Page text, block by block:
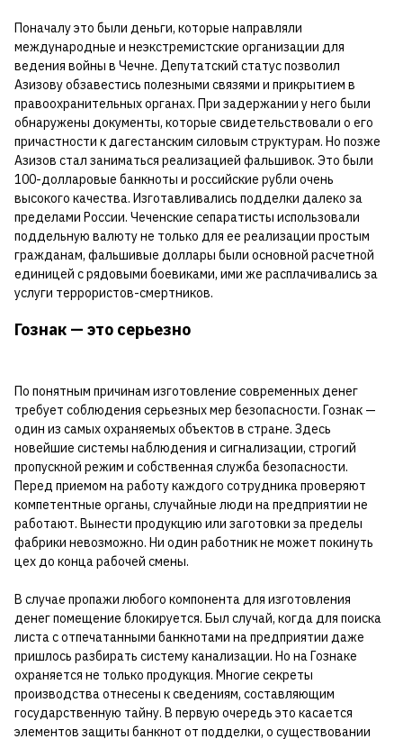
Поначалу это были деньги, которые направляли
международные и неэкстремистские организации для
ведения войны в Чечне. Депутатский статус позволил
Азизову обзавестись полезными связями и прикрытием в
правоохранительных органах. При задержании у него были
обнаружены документы, которые свидетельствовали о его
причастности к дагестанским силовым структурам. Но позже
Азизов стал заниматься реализацией фальшивок. Это были
100-долларовые банкноты и российские рубли очень
высокого качества. Изготавливались подделки далеко за
пределами России. Чеченские сепаратисты использовали
поддельную валюту не только для ее реализации простым
гражданам, фальшивые доллары были основной расчетной
единицей с рядовыми боевиками, ими же расплачивались за
услуги террористов-смертников.
Гознак — это серьезно
По понятным причинам изготовление современных денег
требует соблюдения серьезных мер безопасности. Гознак —
один из самых охраняемых объектов в стране. Здесь
новейшие системы наблюдения и сигнализации, строгий
пропускной режим и собственная служба безопасности.
Перед приемом на работу каждого сотрудника проверяют
компетентные органы, случайные люди на предприятии не
работают. Вынести продукцию или заготовки за пределы
фабрики невозможно. Ни один работник не может покинуть
цех до конца рабочей смены.
В случае пропажи любого компонента для изготовления
денег помещение блокируется. Был случай, когда для поиска
листа с отпечатанными банкнотами на предприятии даже
пришлось разбирать систему канализации. Но на Гознаке
охраняется не только продукция. Многие секреты
производства отнесены к сведениям, составляющим
государственную тайну. В первую очередь это касается
элементов защиты банкнот от подделки, о существовании